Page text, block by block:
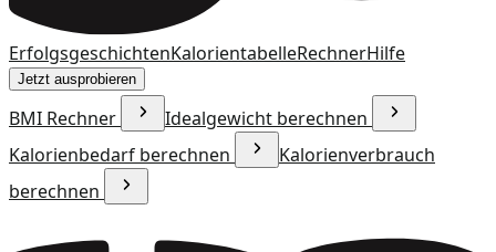
ErfolgsgeschichtenKalorientabelleRechnerHilfe
Jetzt ausprobieren
BMI Rechner
Idealgewicht berechnen
Kalorienbedarf berechnen
Kalorienverbrauch
berechnen